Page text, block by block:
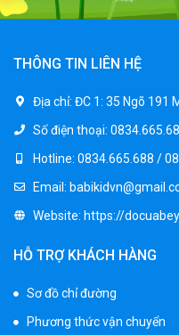
2.850.000 ₫
Xe máy
1.530.000
THÔNG TIN LIÊN HỆ
Địa chỉ: ĐC 1: 35 Ngõ 191
Số điện thoại:
Hotline: 0834.665.688 /
Email:
Website: https://
HỖ TRỢ KHÁCH HÀNG
Sơ đồ chỉ đường
Phương thức vận chuyển